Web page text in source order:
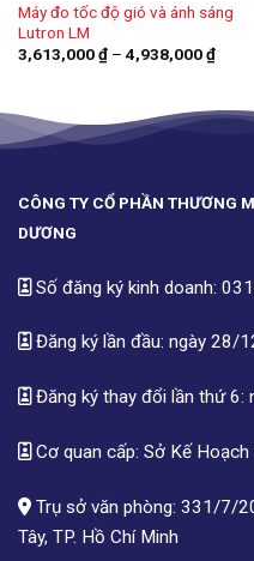
Máy đo tốc độ gió và ánh sáng
Lutron LM
3,613,000₫ – 4,938,000₫
giá:
đến
CÔNG TY CỔ PHẦN THƯƠNG
DƯƠNG
Số đăng ký kinh doanh:
Đăng ký lần đầu: ngày 28/
Đăng ký thay đổi lần thứ
Cơ quan cấp: Sở Kế
Trụ sở văn phòng: 331/7/
Tây, TP. Hồ Chí Minh